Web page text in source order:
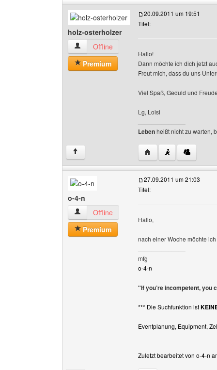
holz-osterholzer
holz-osterholzer Benutzer-Profile anzeigen
Offline
Premium
20.09.2011 um 19:51
Titel:
Hallo!
Dann möchte ich dich jetzt
Freut mich, dass du uns
Viel Spaß, Geduld und
Lg, Loisi
Lebenheißt nicht zu warten,
↑ Website dieses
o-4-n
o-4-n Benutzer-Profile anzeigen
Offline
Premium
27.09.2011 um 21:03
Titel:
Hallo,
nach einer Woche möchte
mfg
o-4-n
"If you’re incompetent, you
*** Die Suchfunktion ist
Eventplanung, Equipment,
Zuletzt bearbeitet von o-4-n